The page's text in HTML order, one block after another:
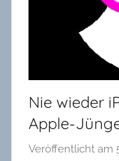
Nie wieder
Apple-
Veröffentlicht am